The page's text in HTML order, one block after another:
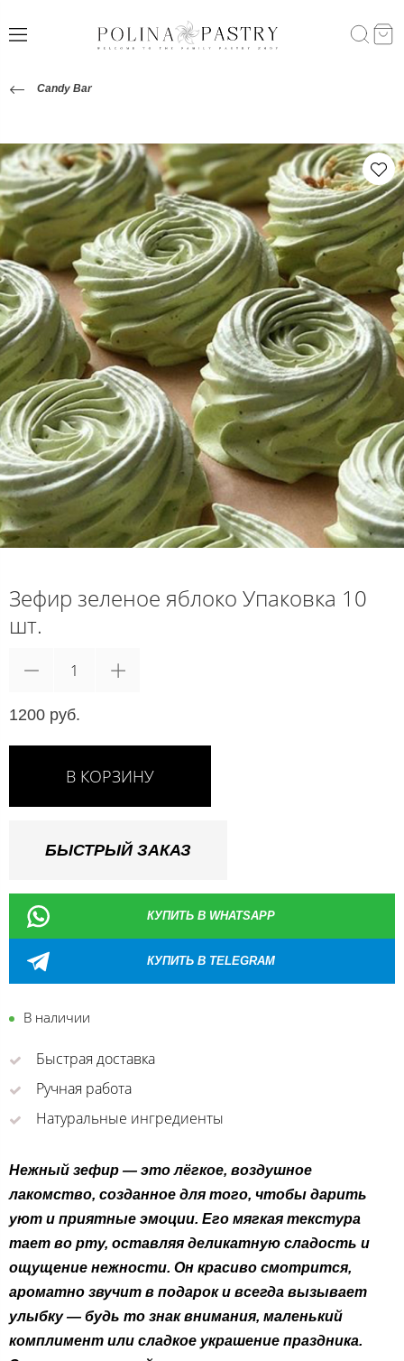
Candy Bar
Зефир зеленое яблоко Упаковка 10
шт.
1200 руб.
В КОРЗИНУ
БЫСТРЫЙ ЗАКАЗ
КУПИТЬ В WHATSAPP
КУПИТЬ В TELEGRAM
В наличии
Быстрая доставка
Ручная работа
Натуральные ингредиенты
Нежный зефир — это лёгкое, воздушное
лакомство, созданное для того, чтобы дарить
уют и приятные эмоции. Его мягкая текстура
тает во рту, оставляя деликатную сладость и
ощущение нежности. Он красиво смотрится,
ароматно звучит в подарок и всегда вызывает
улыбку — будь то знак внимания, маленький
комплимент или сладкое украшение праздника.